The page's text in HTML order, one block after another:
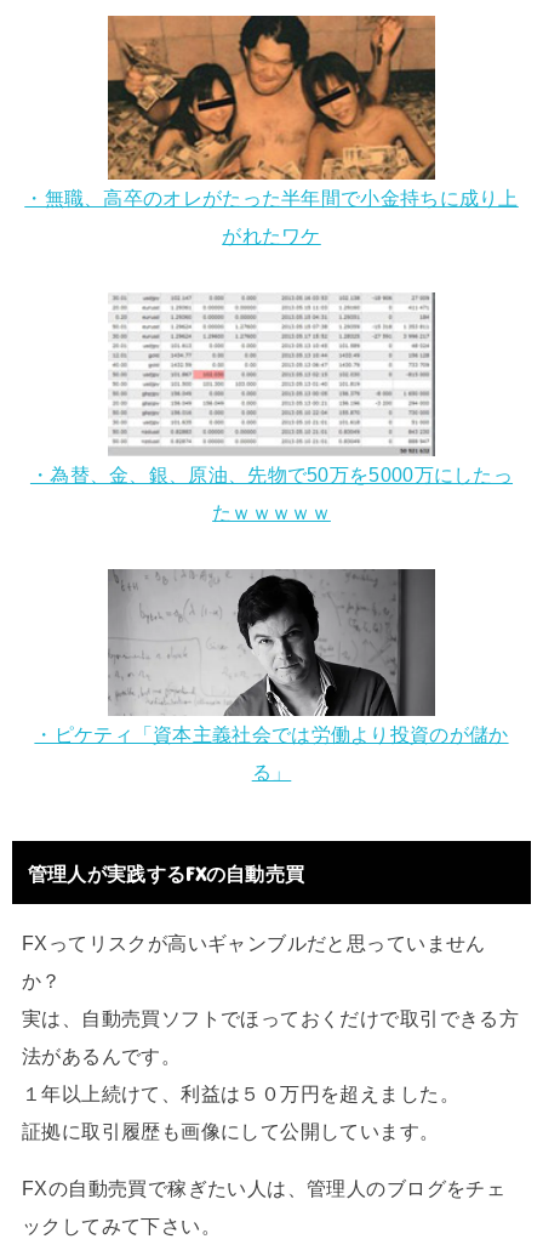
・無職、高卒のオレがたった半年間で小金持ちに成り上
がれたワケ
・為替、金、銀、原油、先物で50万を5000万にしたっ
たｗｗｗｗｗ
・ピケティ「資本主義社会では労働より投資のが儲か
る」
管理人が実践するFXの自動売買
FXってリスクが高いギャンブルだと思っていません
か？
実は、自動売買ソフトでほっておくだけで取引できる方
法があるんです。
１年以上続けて、利益は５０万円を超えました。
証拠に取引履歴も画像にして公開しています。
FXの自動売買で稼ぎたい人は、管理人のブログをチェ
ックしてみて下さい。